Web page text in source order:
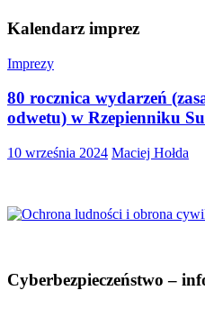
Kalendarz imprez
Imprezy
80 rocznica wydarzeń
odwetu) w Rzepienniku
10 września 2024 Maciej Hołda
Cyberbezpieczeństwo –